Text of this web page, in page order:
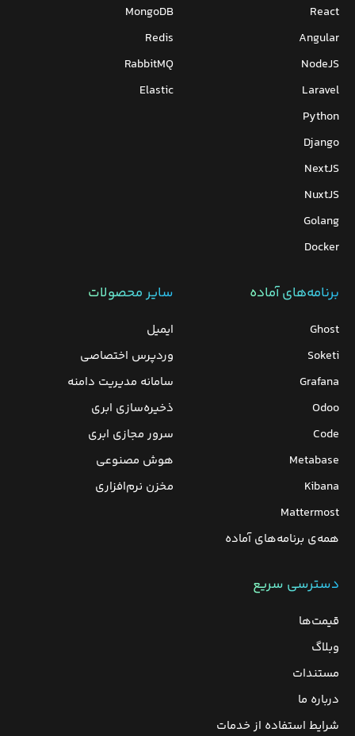
React
Angular
NodeJS
Laravel
Python
Django
NextJS
NuxtJS
Golang
Docker
MongoDB
Redis
RabbitMQ
Elastic
برنامه‌های‌ آماده
Ghost
Soketi
Grafana
Odoo
Code
Metabase
Kibana
Mattermost
همه‌ی برنامه‌های آماده
سایر محصولات
ایمیل
وردپرس‌ اختصاصی
سامانه مدیریت دامنه
ذخیره‌سازی ابری
سرور مجازی ابری
هوش مصنوعی
مخزن نرم‌افزاری
دسترسی سریع
قیمت‌ها
وبلاگ
مستندات
درباره ما
شرایط استفاده از خدمات